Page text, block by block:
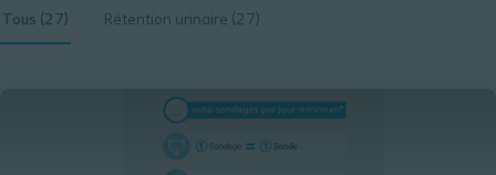
Tous (27) Rétention urinaire (27)